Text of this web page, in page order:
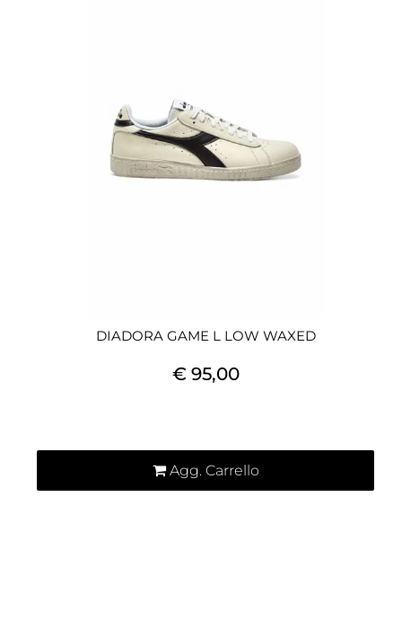
DIADORA GAME L LOW WAXED
€ 95,00
Agg. Carrello